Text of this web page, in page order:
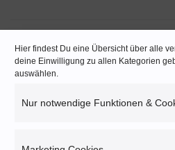
Hier findest Du eine Übersicht über alle
deine Einwilligung zu allen Kategorien
auswählen.
Nur notwendige Funktionen &
PRODUKTSICHERHEIT
Herzenfroh, Christina Hosiner,
Warnhinweise und